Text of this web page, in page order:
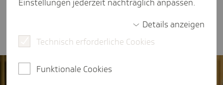
Gesundheitspolitischer Sprecher der SPD-Fraktion
Einstellungen jederzeit nachträglich anpassen.
Details anzeigen
Technisch erforderliche Cookies
Funktionale Cookies